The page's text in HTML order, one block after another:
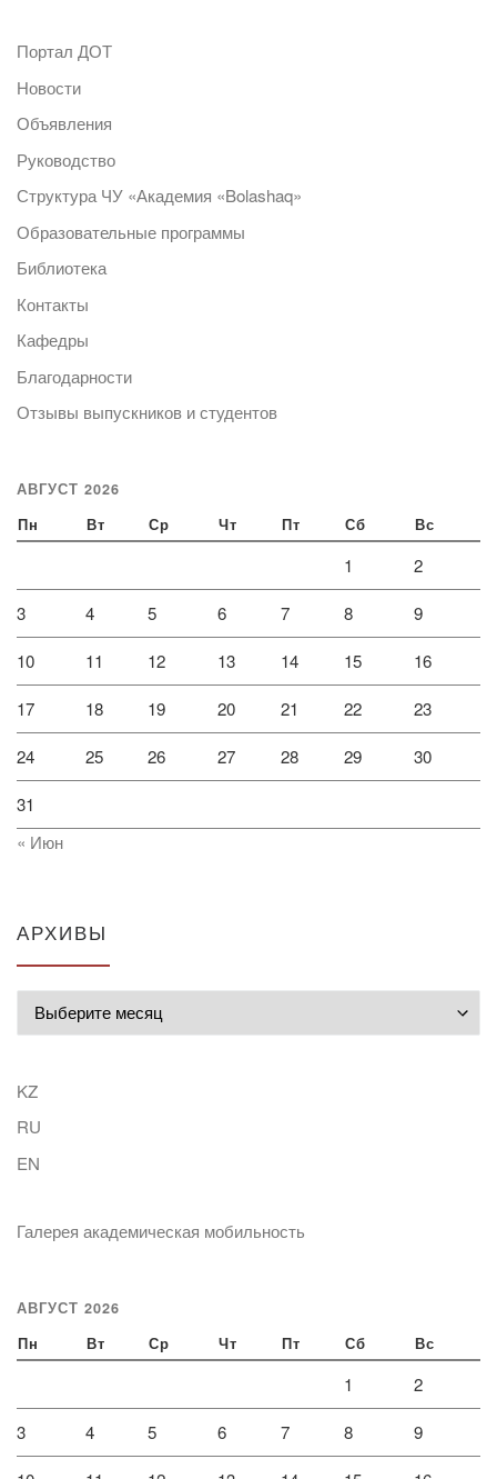
Портал ДОТ
Новости
Объявления
Руководство
Структура ЧУ «Академия «Bolashaq»
Образовательные программы
Библиотека
Контакты
Кафедры
Благодарности
Отзывы выпускников и студентов
АВГУСТ 2026
Пн Вт Ср Чт Пт Сб Вс
1 2
3 4 5 6 7 8 9
10 11 12 13 14 15 16
17 18 19 20 21 22 23
24 25 26 27 28 29 30
31
« Июн
АРХИВЫ
KZ
RU
EN
Галерея академическая мобильность
АВГУСТ 2026
Пн Вт Ср Чт Пт Сб Вс
1 2
3 4 5 6 7 8 9